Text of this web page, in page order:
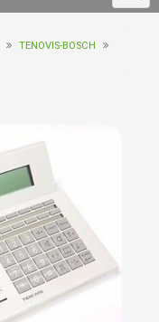
TENOVIS-BOSCH